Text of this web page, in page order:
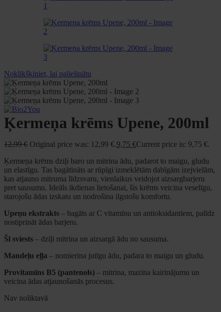
Noklikšķiniet, lai palielinātu
Ķermeņa krēms Upene, 200ml
12,99€ Original price was: 12,99 €.9,75 €Current price is: 9,75 €.
Ķermeņa krēms dziļi baro un mitrina ādu, padarot to maigu, gludu
un elastīgu. Tas bagātināts ar rūpīgi izmeklētām dabīgām izejvielām,
kas atjauno mitruma līdzsvaru, vienlaikus veidojot aizsargbarjeru
pret sausumu. Ideāls ikdienas lietošanai, šis krēms veicina veselīgu,
starojošu ādas izskatu un nodrošina ilgstošu komfortu.
Upeņu ekstrakts – bagāts ar C vitamīnu un antioksidantiem, palīdz
nostiprināt ādas barjeru.
Šī sviests – dziļi mitrina un aizsargā ādu no sausuma.
Mandeļu eļļa – nomierina jutīgu ādu, padara to maigu un gludu.
Provitamīns B5 (pantenols) – mitrina, mazina kairinājumu un
veicina ādas atjaunošanās procesus.
Nav noliktavā